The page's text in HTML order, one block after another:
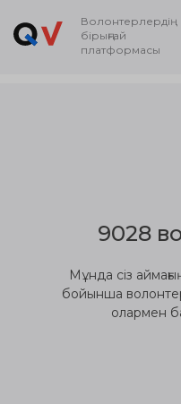
Волонтерлердің
бірыңғай
платформасы
9028
Мұнда сіз
бойынша
олармен